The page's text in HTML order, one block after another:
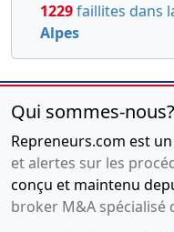
1229faillites dans
Alpes
Qui sommes-nous?
Repreneurs.com est
et alertes sur les
conçu et maintenu
broker M&A